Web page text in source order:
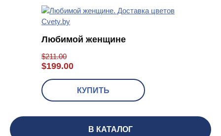
Любимой женщине
$211.00
$199.00
КУПИТЬ
В КАТАЛОГ